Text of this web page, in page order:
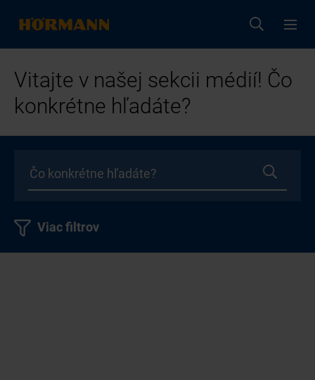
Vitajte v našej sekcii médií! Čo
konkrétne hľadáte?
Viac filtrov